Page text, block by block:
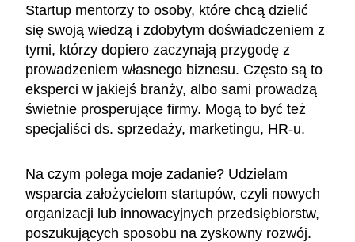
Startup mentorzy to osoby, które chcą dzielić
się swoją wiedzą i zdobytym doświadczeniem z
tymi, którzy dopiero zaczynają przygodę z
prowadzeniem własnego biznesu. Często są to
eksperci w jakiejś branży, albo sami prowadzą
świetnie prosperujące firmy. Mogą to być też
specjaliści ds. sprzedaży, marketingu, HR-u.
Na czym polega moje zadanie? Udzielam
wsparcia założycielom startupów, czyli nowych
organizacji lub innowacyjnych przedsiębiorstw,
poszukujących sposobu na zyskowny rozwój.